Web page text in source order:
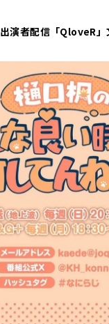
出演者配信「QloveR」